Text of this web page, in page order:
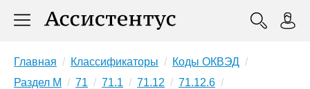
Главная Классификаторы
Коды ОКВЭД
Раздел M
71 71.1 71.12 71.12.6